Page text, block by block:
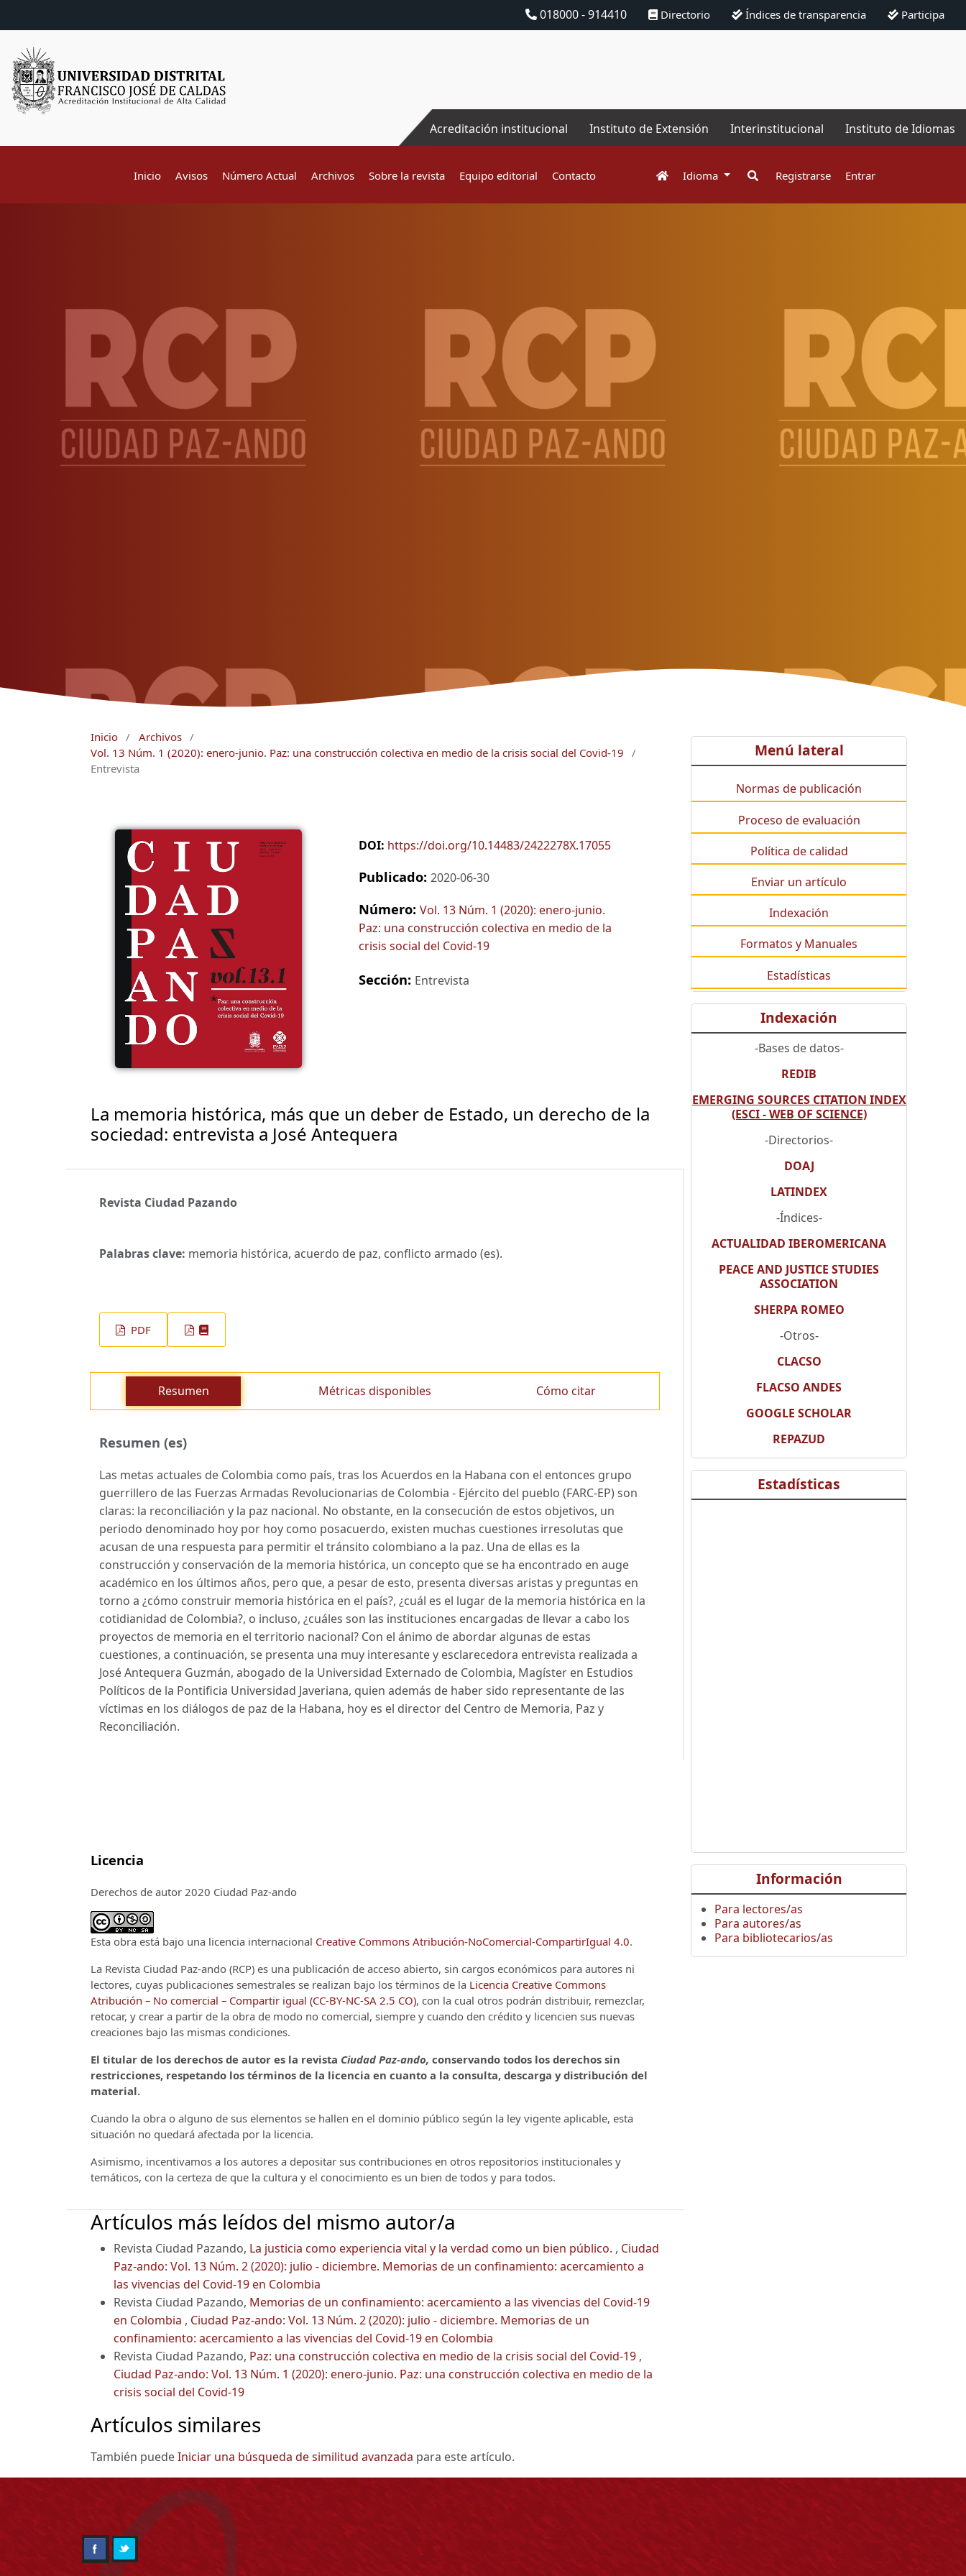
018000 - 914410 Directorio Índices de transparencia Participa
Acreditación institucional Instituto de Extensión Interinstitucional Instituto de Idiomas
Inicio Avisos Número Actual Archivos Sobre la revista Equipo editorial Contacto Idioma Registrarse Entrar
Inicio / Archivos /
Vol. 13 Núm. 1 (2020): enero-junio. Paz: una construcción colectiva en medio de la crisis social del Covid-19
/
Entrevista
DOI: https://doi.org/10.14483/2422278X.17055
Publicado: 2020-06-30
Número: Vol. 13 Núm. 1 (2020): enero-junio.
Paz: una construcción colectiva en medio de la
crisis social del Covid-19
Sección: Entrevista
La memoria histórica, más que un deber de Estado, un derecho de la
sociedad: entrevista a José Antequera
Revista Ciudad Pazando
Palabras clave: memoria histórica, acuerdo de paz, conflicto armado (es).
PDF
Resumen Métricas disponibles Cómo citar
Resumen (es)
Las metas actuales de Colombia como país, tras los Acuerdos en la Habana con el entonces grupo
guerrillero de las Fuerzas Armadas Revolucionarias de Colombia - Ejército del pueblo (FARC-EP) son
claras: la reconciliación y la paz nacional. No obstante, en la consecución de estos objetivos, un
periodo denominado hoy por hoy como posacuerdo, existen muchas cuestiones irresolutas que
acusan de una respuesta para permitir el tránsito colombiano a la paz. Una de ellas es la
construcción y conservación de la memoria histórica, un concepto que se ha encontrado en auge
académico en los últimos años, pero que, a pesar de esto, presenta diversas aristas y preguntas en
torno a ¿cómo construir memoria histórica en el país?, ¿cuál es el lugar de la memoria histórica en la
cotidianidad de Colombia?, o incluso, ¿cuáles son las instituciones encargadas de llevar a cabo los
proyectos de memoria en el territorio nacional? Con el ánimo de abordar algunas de estas
cuestiones, a continuación, se presenta una muy interesante y esclarecedora entrevista realizada a
José Antequera Guzmán, abogado de la Universidad Externado de Colombia, Magíster en Estudios
Políticos de la Pontificia Universidad Javeriana, quien además de haber sido representante de las
víctimas en los diálogos de paz de la Habana, hoy es el director del Centro de Memoria, Paz y
Reconciliación.
Licencia
Derechos de autor 2020 Ciudad Paz-ando
Esta obra está bajo una licencia internacional Creative Commons Atribución-NoComercial-CompartirIgual 4.0.
La Revista Ciudad Paz-ando (RCP) es una publicación de acceso abierto, sin cargos económicos para autores ni
lectores, cuyas publicaciones semestrales se realizan bajo los términos de la Licencia Creative Commons
Atribución – No comercial – Compartir igual (CC-BY-NC-SA 2.5 CO), con la cual otros podrán distribuir, remezclar,
retocar, y crear a partir de la obra de modo no comercial, siempre y cuando den crédito y licencien sus nuevas
creaciones bajo las mismas condiciones.
El titular de los derechos de autor es la revista Ciudad Paz-ando, conservando todos los derechos sin
restricciones, respetando los términos de la licencia en cuanto a la consulta, descarga y distribución del
material.
Cuando la obra o alguno de sus elementos se hallen en el dominio público según la ley vigente aplicable, esta
situación no quedará afectada por la licencia.
Asimismo, incentivamos a los autores a depositar sus contribuciones en otros repositorios institucionales y
temáticos, con la certeza de que la cultura y el conocimiento es un bien de todos y para todos.
Artículos más leídos del mismo autor/a
Revista Ciudad Pazando, La justicia como experiencia vital y la verdad como un bien público. , Ciudad
Paz-ando: Vol. 13 Núm. 2 (2020): julio - diciembre. Memorias de un confinamiento: acercamiento a
las vivencias del Covid-19 en Colombia
Revista Ciudad Pazando, Memorias de un confinamiento: acercamiento a las vivencias del Covid-19
en Colombia , Ciudad Paz-ando: Vol. 13 Núm. 2 (2020): julio - diciembre. Memorias de un
confinamiento: acercamiento a las vivencias del Covid-19 en Colombia
Revista Ciudad Pazando, Paz: una construcción colectiva en medio de la crisis social del Covid-19 ,
Ciudad Paz-ando: Vol. 13 Núm. 1 (2020): enero-junio. Paz: una construcción colectiva en medio de la
crisis social del Covid-19
Artículos similares
También puedeIniciar una búsqueda de similitud avanzada para este artículo.
Menú lateral
Normas de publicación
Proceso de evaluación
Política de calidad
Enviar un artículo
Indexación
Formatos y Manuales
Estadísticas
Indexación
-Bases de datos-
REDIB
EMERGING SOURCES CITATION INDEX
(ESCI - WEB OF SCIENCE)
-Directorios-
DOAJ
LATINDEX
-Índices-
ACTUALIDAD IBEROMERICANA
PEACE AND JUSTICE STUDIES
ASSOCIATION
SHERPA ROMEO
-Otros-
CLACSO
FLACSO ANDES
GOOGLE SCHOLAR
REPAZUD
Estadísticas
Información
Para lectores/as
Para autores/as
Para bibliotecarios/as